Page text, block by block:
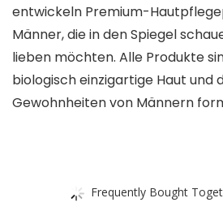
entwickeln Premium-
Männer, die in den Spiegel
lieben möchten. Alle Produkte
biologisch einzigartige Haut und
Gewohnheiten von Männern
Frequently Bought